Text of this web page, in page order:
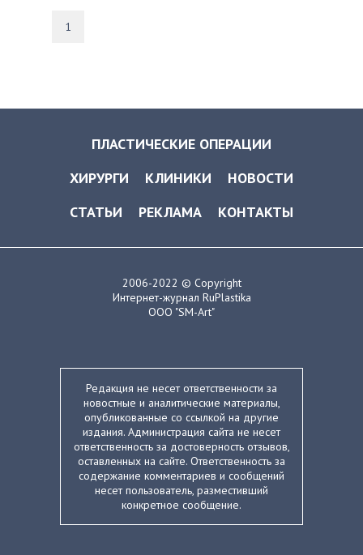
1
ПЛАСТИЧЕСКИЕ ОПЕРАЦИИ
ХИРУРГИ
КЛИНИКИ
НОВОСТИ
СТАТЬИ
РЕКЛАМА КОНТАКТЫ
2006-2022 © Copyright
Интернет-журнал RuPlastika
ООО "SM-Art"
Редакция не несет ответственности за
новостные и аналитические материалы,
опубликованные со ссылкой на другие
издания. Администрация сайта не несет
ответственность за достоверность отзывов,
оставленных на сайте. Ответственность за
содержание комментариев и сообщений
несет пользователь, разместивший
конкретное сообщение.